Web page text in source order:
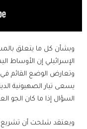
وبشأن كل ما يتعلق
الإسرائيلي إن الأوساط
وتعارض الوضع القائم
يسعى تيار الصهيونية
السؤال إذا ما كان الجو
ويعتقد شلحت أن تشريع